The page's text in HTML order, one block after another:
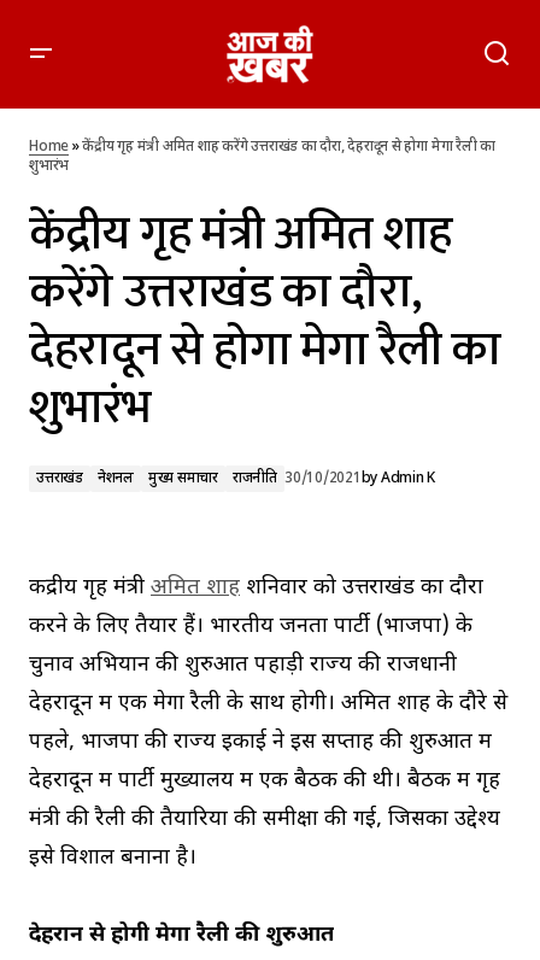
रैली का शुभारंभ
Home»केंद्रीय गृह मंत्री अमित शाह करेंगे उत्तराखंड का दौरा, देहरादून से होगा मेगा रैली का
शुभारंभ
केंद्रीय गृह मंत्री अमित शाह
करेंगे उत्तराखंड का दौरा,
देहरादून से होगा मेगा रैली का
शुभारंभ
उत्तराखंड नेशनल मुख्य समाचार राजनीति 30/10/2021byAdmin K
केंद्रीय गृह मंत्री अमित शाह शनिवार को उत्तराखंड का दौरा
करने के लिए तैयार हैं। भारतीय जनता पार्टी (भाजपा) के
चुनाव अभियान की शुरुआत पहाड़ी राज्य की राजधानी
देहरादून में एक मेगा रैली के साथ होगी। अमित शाह के दौरे से
पहले, भाजपा की राज्य इकाई ने इस सप्ताह की शुरुआत में
देहरादून में पार्टी मुख्यालय में एक बैठक की थी। बैठक में गृह
मंत्री की रैली की तैयारियों की समीक्षा की गई, जिसका उद्देश्य
इसे विशाल बनाना है।
देहरादून से होगी मेगा रैली की शुरुआत